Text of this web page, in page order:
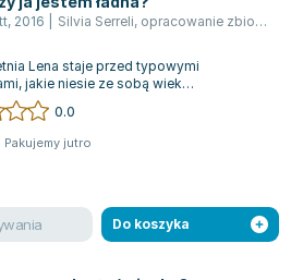
, 2016 Silvia Serreli, opracowanie zbiorowe
Lena staje przed typowymi
jakie niesie ze sobą wiek
W tej serii książek młoda bohaterka
0.0
Pakujemy jutro
Do koszyka